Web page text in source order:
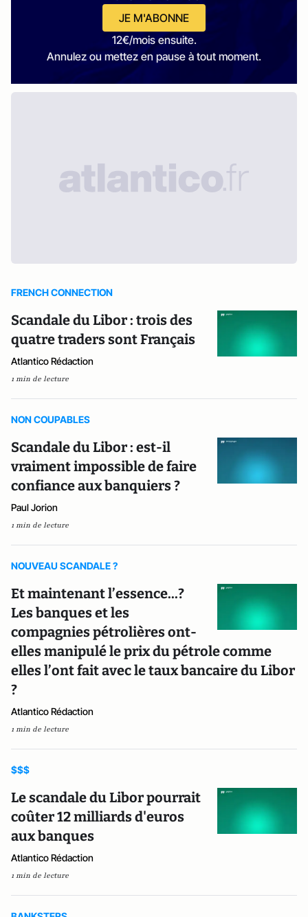
JE M'ABONNE
12€/mois ensuite.
Annulez ou mettez en pause à tout moment.
FRENCH CONNECTION
Scandale du Libor : trois des
quatre traders sont Français
Atlantico Rédaction
1 min de lecture
NON COUPABLES
Scandale du Libor : est-il
vraiment impossible de faire
confiance aux banquiers ?
Paul Jorion
1 min de lecture
NOUVEAU SCANDALE ?
Et maintenant l’essence...?
Les banques et les
compagnies pétrolières ont-
elles manipulé le prix du pétrole comme
elles l’ont fait avec le taux bancaire du Libor
?
Atlantico Rédaction
1 min de lecture
$$$
Le scandale du Libor pourrait
coûter 12 milliards d'euros
aux banques
Atlantico Rédaction
1 min de lecture